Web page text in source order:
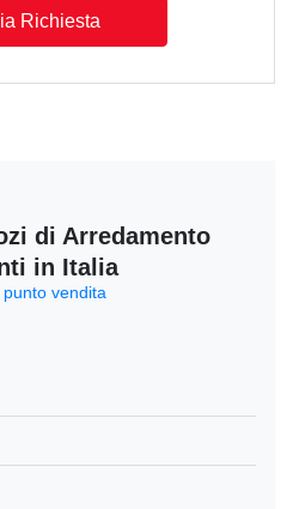
Richiesta
di Arredamento
in Italia
punto vendita